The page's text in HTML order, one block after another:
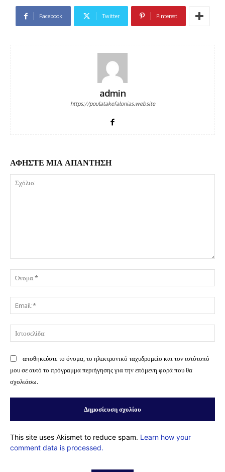
Facebook Twitter Pinterest
admin
https://poulatakefalonias.website
ΑΦΗΣΤΕ ΜΙΑ ΑΠΑΝΤΗΣΗ
αποθηκεύστε το όνομα, το ηλεκτρονικό ταχυδρομείο και τον ιστότοπό
μου σε αυτό το πρόγραμμα περιήγησης για την επόμενη φορά που θα
σχολιάσω.
This site uses Akismet to reduce spam. Learn how your
comment data is processed.